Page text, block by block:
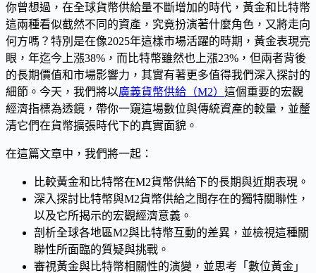
你曾想過，在全球貨幣供給量不斷增加的時代，黃金和比特幣
這兩種看似截然不同的資產，究竟扮演著什麼角色，又將走向
何方嗎？特別是在像2025年這樣市場活躍的時期，黃金表現亮
眼，年迄今上漲38%，而比特幣雖然也上漲23%，但兩者背後
的長期價值和市場影響力，其實有著更多值得我們深入探討的
細節。今天，我們將以廣義貨幣供給（M2） 這個重要的宏觀
經濟指標為透鏡，帶你一窺這場數位與傳統資產的較量，並釐
清它們在貨幣擴張時代下的真實面貌。
在這篇文章中，我們將一起：
比較黃金和比特幣在M2貨幣供給下的長期與近期表現。
深入探討比特幣與M2貨幣供給之間存在的獨特關聯性，
以及它所揭示的宏觀經濟意義。
剖析全球各地區M2與比特幣互動的差異，並檢視這種關
聯性所面臨的質疑與挑戰。
審視黃金與比特幣相關性的演變，並思考「數位黃金」